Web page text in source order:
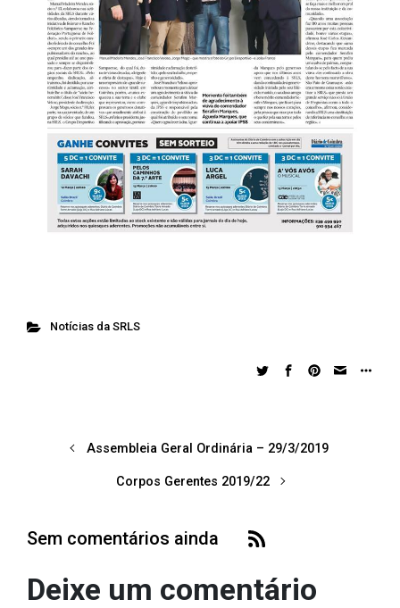
Notícias da SRLS
Assembleia Geral Ordinária – 29/3/2019
Corpos Gerentes 2019/22
Sem comentários ainda
Deixe um comentário